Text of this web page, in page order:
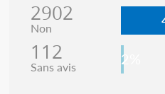
2902
Non
112
Sans avis 2%